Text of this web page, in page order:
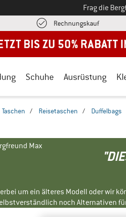
Frag die
RechnungskaufFinde
Schuhe Ausrüstung
Taschen / Reisetaschen / Duffelbags
Max
um ein älteres Modell oder wir
noch Alternativen